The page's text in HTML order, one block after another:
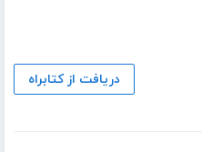
دریافت از کتابراه